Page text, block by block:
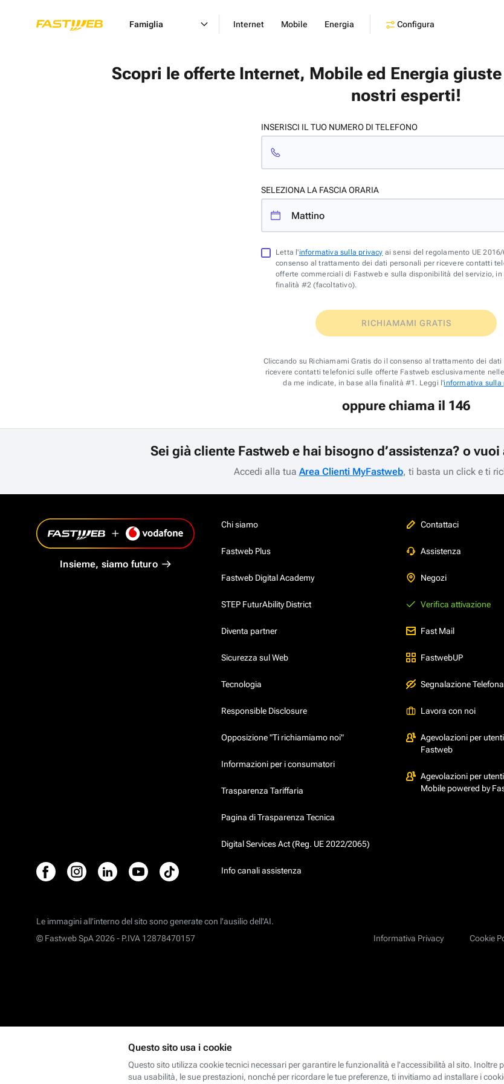
Famiglia Internet Mobile Energia Configura
Scopri le offerte Internet, Mobile ed Energia
nostri esperti!
INSERISCI IL TUO NUMERO DI TELEFONO
SELEZIONA LA FASCIA ORARIA
Letta l'informativa sulla privacy ai sensi del regolamento UE 2016/
consenso al trattamento dei dati personali per ricevere contatti
offerte commerciali di Fastweb e sulla disponibilità del servizio, in
finalità #2 (facoltativo).
RICHIAMAMI GRATIS
Cliccando su Richiamami Gratis do il consenso al trattamento dei
ricevere contatti telefonici sulle offerte Fastweb esclusivamente
da me indicate, in base alla finalità #1. Leggi l'informativa sulla
oppure chiama il 146
Sei già cliente Fastweb e hai bisogno d’assistenza? o
Accedi alla tua Area Clienti MyFastweb, ti basta un click e ti
Insieme, siamo futuro
Chi siamo
Fastweb Plus
Fastweb Digital Academy
STEP FuturAbility District
Diventa partner
Sicurezza sul Web
Tecnologia
Responsible Disclosure
Opposizione "Ti richiamiamo noi"
Informazioni per i consumatori
Trasparenza Tariffaria
Pagina di Trasparenza Tecnica
Digital Services Act (Reg. UE 2022/2065)
Info canali assistenza
Contattaci
Assistenza
Negozi
Verifica attivazione
Fast Mail
FastwebUP
Segnalazione
Lavora con noi
Agevolazioni per
Fastweb
Agevolazioni per
Mobile powered by
Le immagini all’interno del sito sono generate con l'ausilio dell'AI.
Informativa Privacy
Cookie
© Fastweb SpA 2026 - P.IVA 12878470157